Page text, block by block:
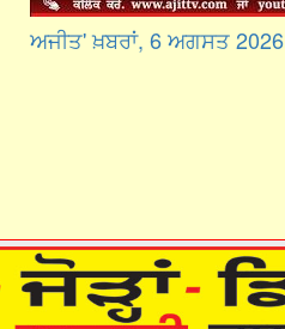
ਅਜੀਤ' ਖ਼ਬਰਾਂ, 6 ਅਗਸਤ 2026